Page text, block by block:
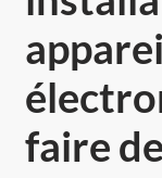
faire